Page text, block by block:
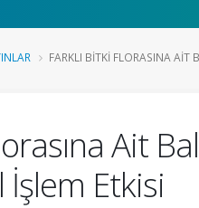
FARKLI BITKI FLORASINA AIT
Ait
İşlem Etkisi